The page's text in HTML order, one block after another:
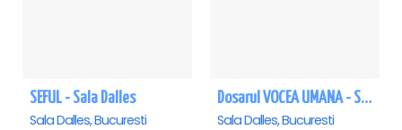
SEFUL - Sala Dalles
Sala Dalles, Bucuresti
Dosarul VOCEA UMANA - Sala Dalles
Sala Dalles, Bucuresti